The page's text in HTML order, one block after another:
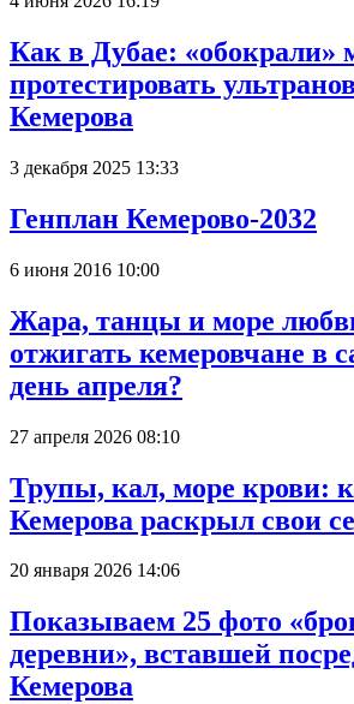
Как в Дубае: «обокрали»
протестировать
Кемерова
3 декабря 2025 13:33
Генплан Кемерово-2032
6 июня 2016 10:00
Жара, танцы и море
отжигать кемеровчане в
день апреля?
27 апреля 2026 08:10
Трупы, кал, море крови:
Кемерова раскрыл свои
20 января 2026 14:06
Показываем 25 фото
деревни», вставшей
Кемерова